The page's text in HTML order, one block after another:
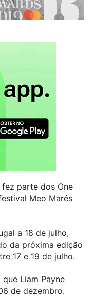
fez parte dos One
Meo Marés
a 18 de julho,
da próxima edição
17 e 19 de julho.
Liam Payne
de dezembro.